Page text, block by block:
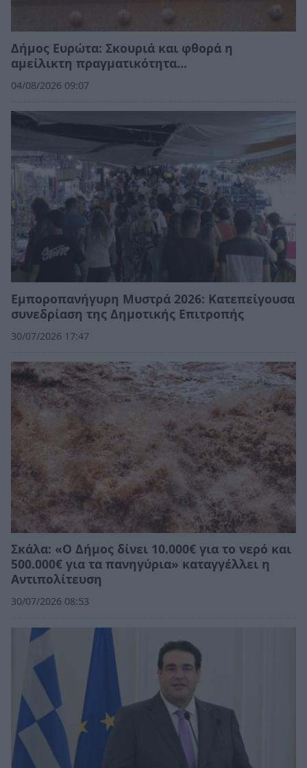
Δήμος Ευρώτα: Σκουριά και φθορά η
αμείλικτη πραγματικότητα…
04/08/2026 09:07
Εμποροπανήγυρη Μυστρά 2026: Κατεπείγουσα
συνεδρίαση της Δημοτικής Επιτροπής
30/07/2026 17:47
Σκάλα: «Ο Δήμος δίνει 10.000€ για το νερό και
500.000€ για τα πανηγύρια» καταγγέλλει η
Αντιπολίτευση
30/07/2026 08:53